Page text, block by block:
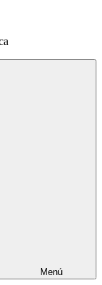
Menú